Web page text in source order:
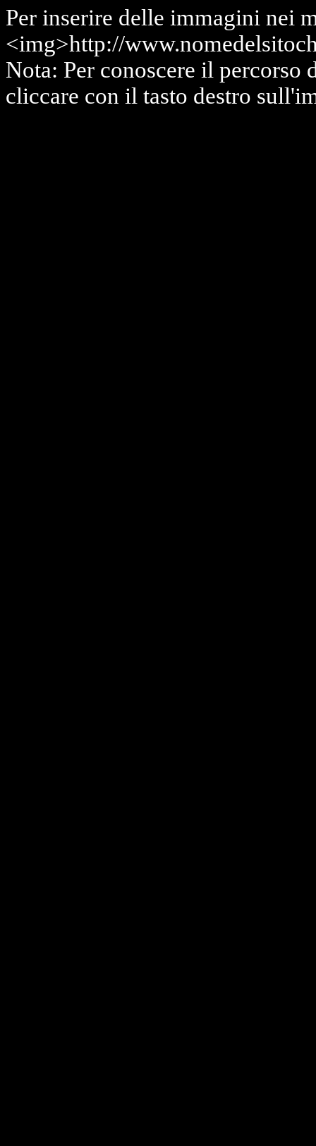
Per inserire delle immagini nei
<img>http://
Nota: Per conoscere il percorso
cliccare con il tasto destro